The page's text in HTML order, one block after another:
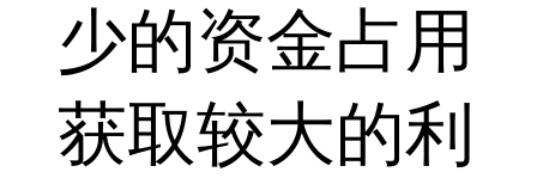
少的资金占用
获取较大的利